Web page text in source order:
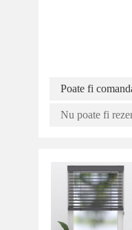
Poate fi
Nu poate fi